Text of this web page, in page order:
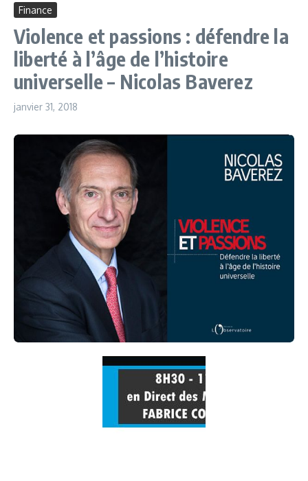
Finance
Violence et passions : défendre la
liberté à l’âge de l’histoire
universelle – Nicolas Baverez
janvier 31, 2018